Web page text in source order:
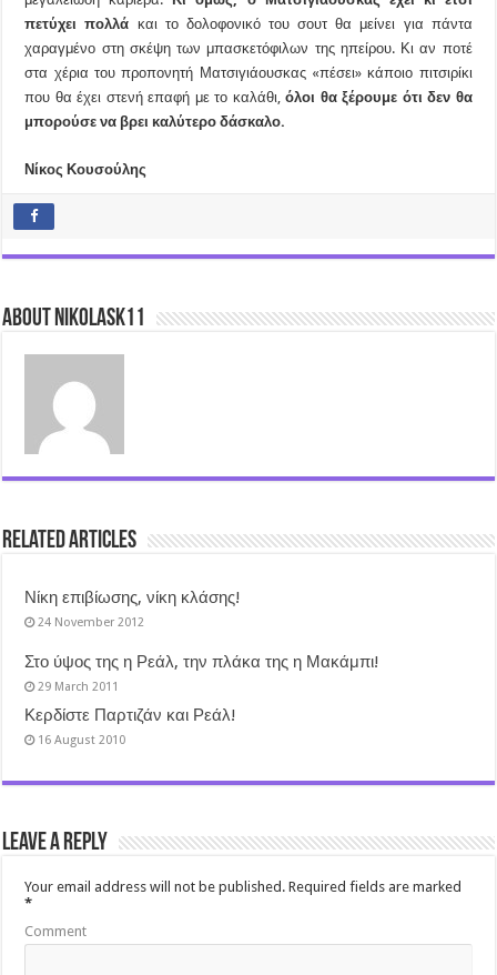
πετύχει πολλά και το δολοφονικό του σουτ θα μείνει για πάντα
χαραγμένο στη σκέψη των μπασκετόφιλων της ηπείρου. Κι αν ποτέ
στα χέρια του προπονητή Ματσιγιάουσκας «πέσει» κάποιο πιτσιρίκι
που θα έχει στενή επαφή με το καλάθι,όλοι θα ξέρουμε ότι δεν θα
μπορούσε να βρει καλύτερο δάσκαλο.
Νίκος Κουσούλης
About nikolask11
Related Articles
Νίκη επιβίωσης, νίκη κλάσης!
24 November 2012
Στο ύψος της η Ρεάλ, την πλάκα της η Μακάμπι!
29 March 2011
Κερδίστε Παρτιζάν και Ρεάλ!
16 August 2010
Leave a Reply
Your email address will not be published. Required fields are marked
*
Comment